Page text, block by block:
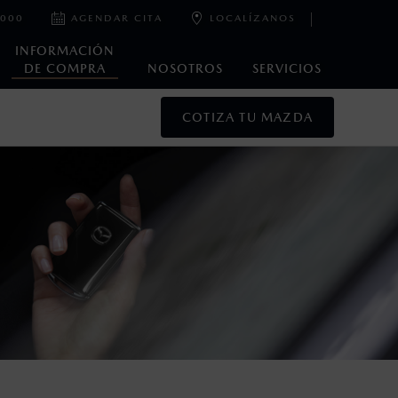
INFORMACIÓN
DE COMPRA
NOSOTROS SERVICIOS
AGENDAR CITA LOCALÍZANOS
COTIZA TU MAZDA
de los Estados Unidos Mexicanos, incluyen: I.V.A., e